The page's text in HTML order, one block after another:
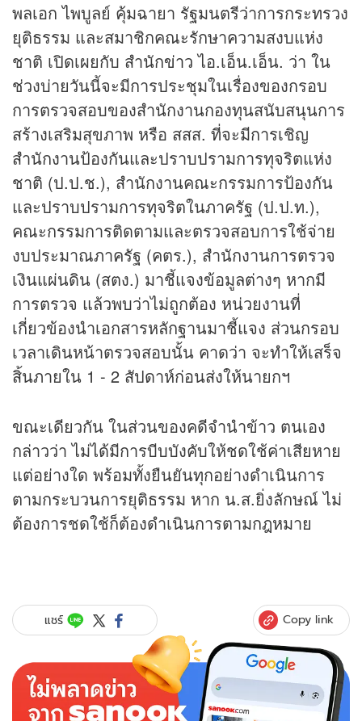
พลเอก ไพบูลย์ คุ้มฉายา รัฐมนตรีว่าการกระทรวง
ยุติธรรม และสมาชิกคณะรักษาความสงบแห่ง
ชาติ เปิดเผยกับ สำนักข่าวไอ.เอ็น.เอ็น. ว่า ใน
ช่วงบ่ายวันนี้จะมีการประชุมในเรื่องของกรอบ
การตรวจสอบของสำนักงานกองทุนสนับสนุนการ
สร้างเสริมสุขภาพ หรือ สสส. ที่จะมีการเชิญ
สำนักงานป้องกันและปราบปรามการทุจริตแห่ง
ชาติ (ป.ป.ช.), สำนักงานคณะกรรมการป้องกัน
และปราบปรามการทุจริตในภาครัฐ (ป.ป.ท.),
คณะกรรมการติดตามและตรวจสอบการใช้จ่าย
งบประมาณภาครัฐ (คตร.), สำนักงานการตรวจ
เงินแผ่นดิน (สตง.) มาชี้แจงข้อมูลต่างๆ หากมี
การตรวจ แล้วพบว่าไม่ถูกต้อง หน่วยงานที่
เกี่ยวข้องนำเอกสารหลักฐานมาชี้แจง ส่วนกรอบ
เวลาเดินหน้าตรวจสอบนั้น คาดว่า จะทำให้เสร็จ
สิ้นภายใน 1 - 2 สัปดาห์ก่อนส่งให้นายกฯ
ขณะเดียวกัน ในส่วนของคดีจำนำข้าว ตนเอง
กล่าวว่า ไม่ได้มีการบีบบังคับให้ชดใช้ค่าเสียหาย
แต่อย่างใด พร้อมทั้งยืนยันทุกอย่างดำเนินการ
ตามกระบวนการยุติธรรม หาก น.ส.ยิ่งลักษณ์ ไม่
ต้องการชดใช้ก็ต้องดำเนินการตามกฎหมาย
แชร์ Copy link